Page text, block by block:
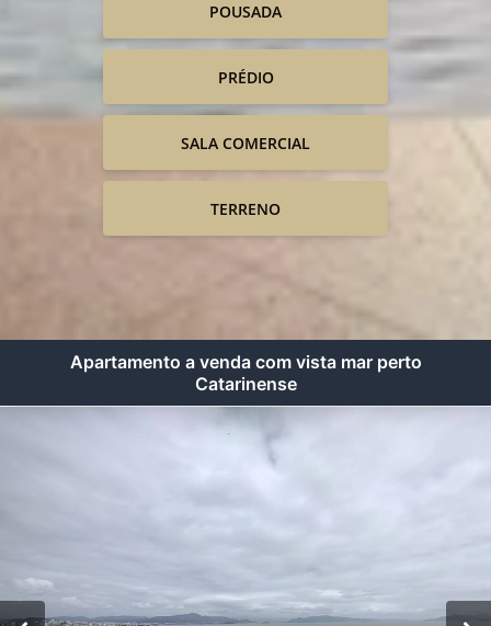
POUSADA
PRÉDIO
SALA COMERCIAL
TERRENO
Apartamento a venda com vista mar perto
Catarinense